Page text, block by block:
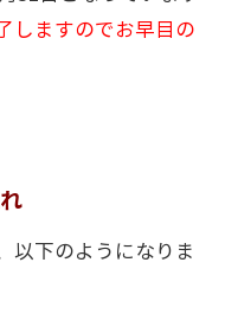
しますのでお早目の
以下のようになりま